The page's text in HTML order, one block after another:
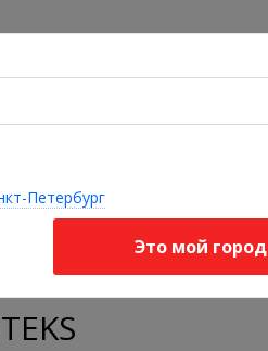
для
ортопедические
Петербург
Это мой город